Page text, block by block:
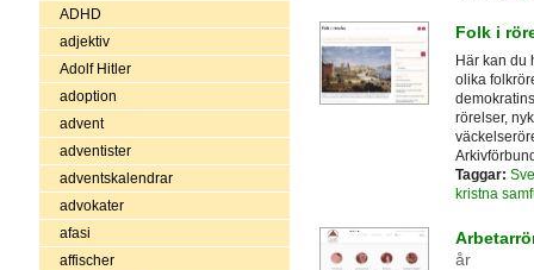
ADHD
adjektiv
Adolf Hitler
adoption
advent
adventister
adventskalendrar
advokater
afasi
affischer
Folk i
Här kan du
olika
rörelser,
Taggar:
kristna
år